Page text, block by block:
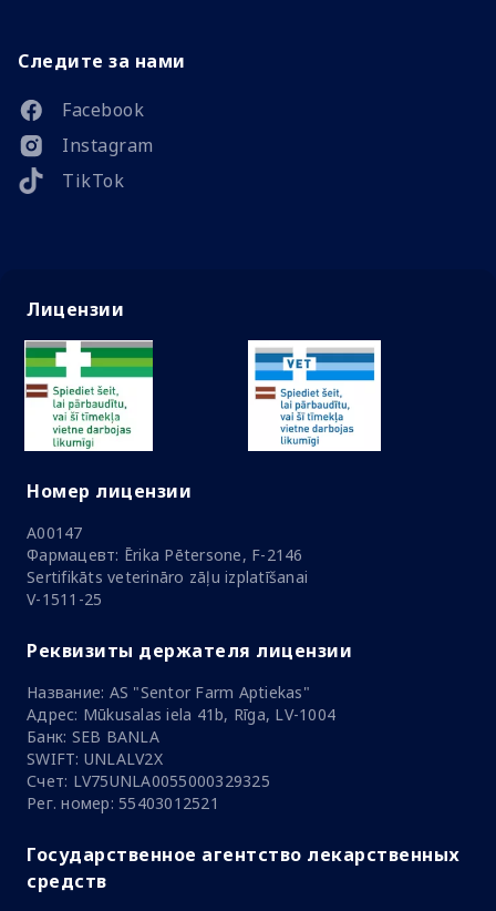
Следите за нами
Facebook
Instagram
TikTok
Лицензии
Номер лицензии
A00147
Фармацевт: Ērika Pētersone, F-2146
Sertifikāts veterināro zāļu izplatīšanai
V-1511-25
Реквизиты держателя лицензии
Название: AS "Sentor Farm Aptiekas"
Адрес: Mūkusalas iela 41b, Rīga, LV-1004
Банк: SEB BANLA
SWIFT: UNLALV2X
Счет: LV75UNLA0055000329325
Рег. номер: 55403012521
Государственное агентство лекарственных
средств